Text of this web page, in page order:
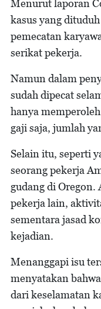
Menurut laporan
kasus yang
pemecatan
serikat pekerja.
Namun dalam
sudah dipecat
hanya
gaji saja, jumlah
Selain itu, seperti
seorang pekerja
gudang di
pekerja lain,
sementara jasad
kejadian.
Menanggapi isu
menyatakan
dari keselamatan